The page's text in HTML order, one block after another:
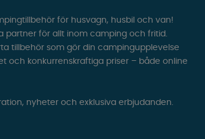
för husvagn, husbil och van!
partner för allt inom camping och fritid.
tillbehör som gör din campingupplevelse
och konkurrenskraftiga priser – både online
nyheter och exklusiva erbjudanden.